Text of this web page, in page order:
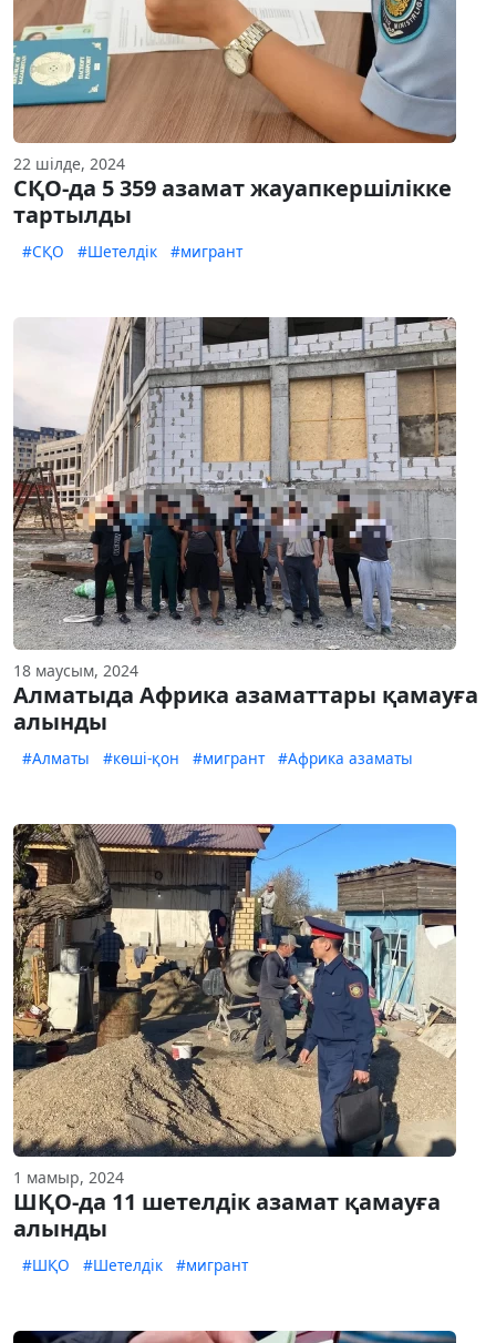
22 шілде, 2024
СҚО-да 5 359 азамат жауапкершілікке
тартылды
#СҚО #Шетелдік #мигрант
18 маусым, 2024
Алматыда Африка азаматтары қамауға
алынды
#Алматы #көші-қон #мигрант #Африка азаматы
1 мамыр, 2024
ШҚО-да 11 шетелдік азамат қамауға
алынды
#ШҚО #Шетелдік #мигрант